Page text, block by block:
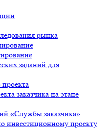
рынка
заданий для
заказчика на этапе
«Службы заказчика»
инвестиционному проекту